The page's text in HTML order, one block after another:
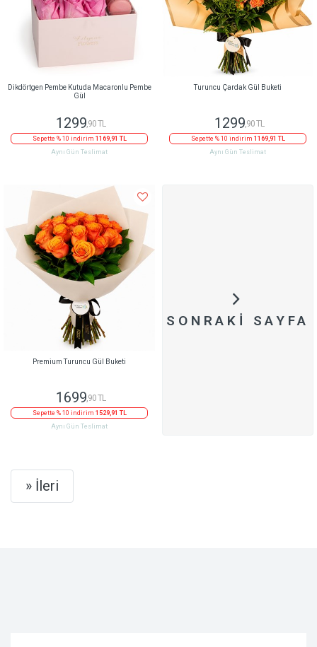
Dikdörtgen Pembe Kutuda Macaronlu Pembe
Gül
1299,90 TL
Sepette % 10 indirim 1169,91 TL
Aynı Gün Teslimat
Turuncu Çardak Gül Buketi
1299,90 TL
Sepette % 10 indirim 1169,91 TL
Aynı Gün Teslimat
Premium Turuncu Gül Buketi
1699,90 TL
Sepette % 10 indirim 1529,91 TL
Aynı Gün Teslimat
SONRAKI SAYFA
» İleri